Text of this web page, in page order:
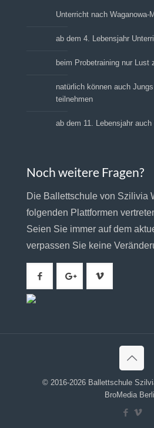
Unterricht nach Waganowa-
ab dem 4. Lebensjahr
beim Probetraining nur Lust
natürlich können auch
teilnehmen
ab dem 11. Lebensjahr
Noch weitere Fragen?
Die Ballettschule von Szilivia
folgenden Plattformen
Seien Sie immer auf dem
verpassen Sie keine
© 2016-2026 Ballettschule
BroMedia